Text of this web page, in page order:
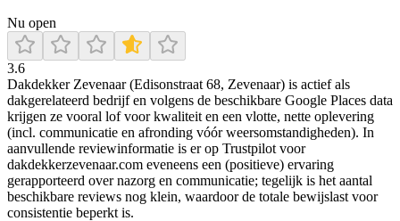
Nu open
3.6
Dakdekker Zevenaar (Edisonstraat 68, Zevenaar) is actief als
dakgerelateerd bedrijf en volgens de beschikbare Google Places data
krijgen ze vooral lof voor kwaliteit en een vlotte, nette oplevering
(incl. communicatie en afronding vóór weersomstandigheden). In
aanvullende reviewinformatie is er op Trustpilot voor
dakdekkerzevenaar.com eveneens een (positieve) ervaring
gerapporteerd over nazorg en communicatie; tegelijk is het aantal
beschikbare reviews nog klein, waardoor de totale bewijslast voor
consistentie beperkt is.